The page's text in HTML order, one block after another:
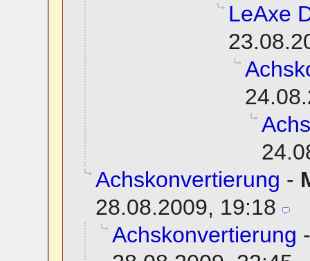
LeAxe
Achskonvertierung -
28.08.2009, 19:18
Achskonvertierung